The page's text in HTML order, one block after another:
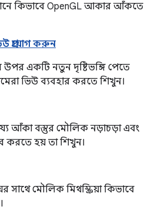
কিভাবে OpenGL আকার আঁকতে
প্রয়োগ করুন
একটি নতুন দৃষ্টিভঙ্গি পেতে
ভিউ ব্যবহার করতে শিখুন।
আঁকা বস্তুর মৌলিক নড়াচড়া এবং
করতে হয় তা শিখুন।
সাথে মৌলিক মিথস্ক্রিয়া কিভাবে